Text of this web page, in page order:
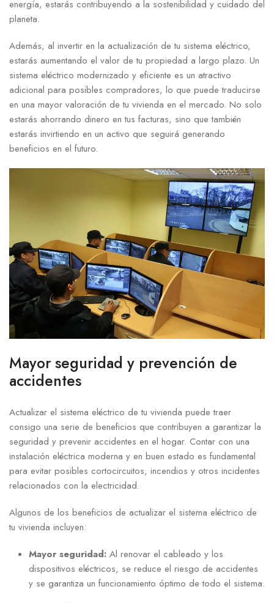
energía, estarás contribuyendo a la sostenibilidad y ​cuidado del
planeta.
Además, al invertir en la actualización de ⁢tu sistema eléctrico,
estarás aumentando el ‌valor de tu propiedad a largo plazo.‌ Un
sistema eléctrico modernizado y eficiente es un ‌atractivo
adicional para posibles compradores, ⁢lo que puede ⁣traducirse
en una mayor valoración​ de tu vivienda en el mercado. No‌ solo
estarás ahorrando dinero en tus facturas, ​sino‍ que también
estarás invirtiendo en un activo que seguirá generando⁢
beneficios en el futuro.
Mayor seguridad y prevención de
accidentes
Actualizar el sistema eléctrico​ de tu vivienda⁤ puede ​traer
consigo una serie de beneficios que contribuyen a⁢ garantizar la
seguridad y⁢ prevenir ⁢accidentes ​en el hogar. Contar con una
‌instalación ​eléctrica moderna y en buen estado es fundamental⁢
para evitar posibles cortocircuitos, incendios y otros incidentes
relacionados con la​ electricidad.
Algunos de los beneficios de actualizar el sistema eléctrico de
tu vivienda ⁣incluyen:
Mayor seguridad: Al renovar el cableado y los
dispositivos eléctricos, se reduce el riesgo ‍de accidentes
⁣y se garantiza un funcionamiento ⁣óptimo de todo ‌el sistema.